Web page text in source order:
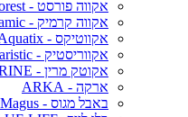
אקווה פורסט - Aqua Forest
אקווה קרמיק - Aqua Ceramic
אקווטיקס - Aquatix
אקווריסטיק - Aquaristic
אקוטק מרין - ECOTECH MARINE
ארקה - ARKA
באבל מגוס - Bubble Magus